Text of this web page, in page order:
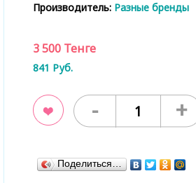
Производитель: Разные бренды
3 500 Тенге
841 Руб.
- +
Поделиться…